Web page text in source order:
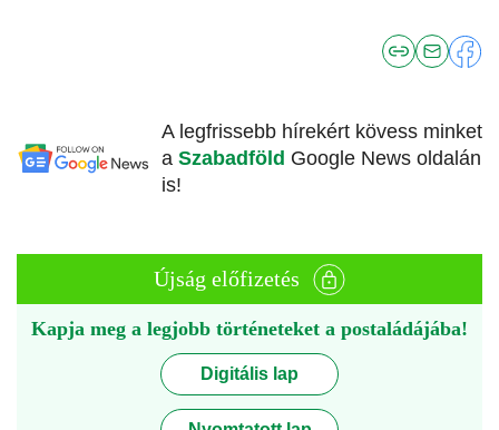
A legfrissebb hírekért kövess minket
a Szabadföld Google News oldalán
is!
Újság előfizetés
Kapja meg a legjobb történeteket a postaládájába!
Digitális lap